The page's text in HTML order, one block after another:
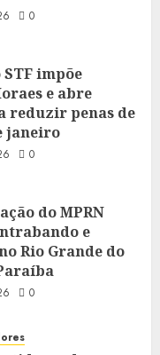
0
impõe
e abre
reduzir penas de
janeiro
0
do MPRN
e
Rio Grande do
0